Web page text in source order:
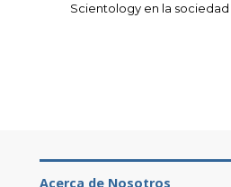
Scientology en la sociedad
Acerca de Nosotros